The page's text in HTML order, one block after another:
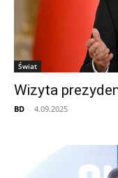
Świat
Wizyta
BD - 4.09.2025